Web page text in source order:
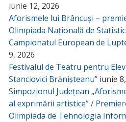
iunie 12, 2026
Aforismele lui Brâncuși –
Olimpiada Națională de
Campionatul European de
9, 2026
Festivalul de Teatru pentru
Stanciovici Brănișteanu” iunie
Simpozionul Județean
al exprimării artistice” /
Olimpiada de Tehnologia